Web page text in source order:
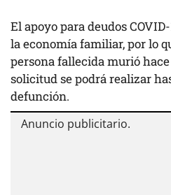
El apoyo para deudos
la economía familiar, por lo
persona fallecida murió
solicitud se podrá realizar
defunción.